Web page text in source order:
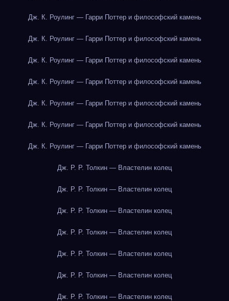
Дж. К. Роулинг — Гарри Поттер и философский камень
Дж. К. Роулинг — Гарри Поттер и философский камень
Дж. К. Роулинг — Гарри Поттер и философский камень
Дж. К. Роулинг — Гарри Поттер и философский камень
Дж. К. Роулинг — Гарри Поттер и философский камень
Дж. К. Роулинг — Гарри Поттер и философский камень
Дж. К. Роулинг — Гарри Поттер и философский камень
Дж. Р. Р. Толкин — Властелин колец
Дж. Р. Р. Толкин — Властелин колец
Дж. Р. Р. Толкин — Властелин колец
Дж. Р. Р. Толкин — Властелин колец
Дж. Р. Р. Толкин — Властелин колец
Дж. Р. Р. Толкин — Властелин колец
Дж. Р. Р. Толкин — Властелин колец